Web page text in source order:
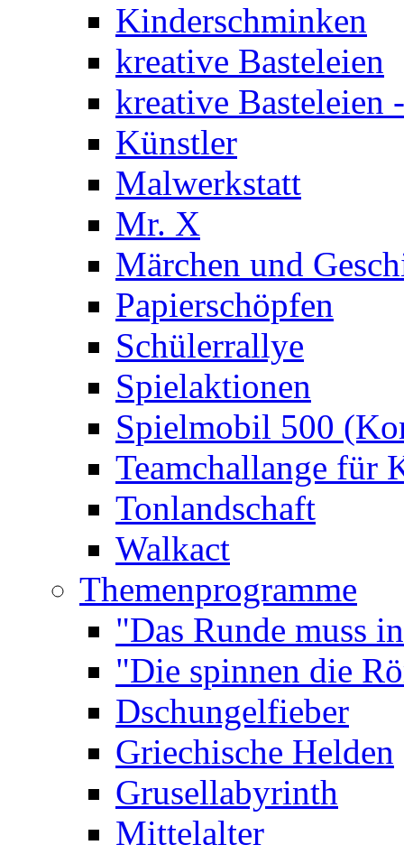
Kinderschminken
kreative Basteleien
kreative Basteleien
Künstler
Malwerkstatt
Mr. X
Märchen und
Papierschöpfen
Schülerrallye
Spielaktionen
Spielmobil 500
Teamchallange für
Tonlandschaft
Walkact
Themenprogramme
"Das Runde muss
"Die spinnen die
Dschungelfieber
Griechische Helden
Grusellabyrinth
Mittelalter